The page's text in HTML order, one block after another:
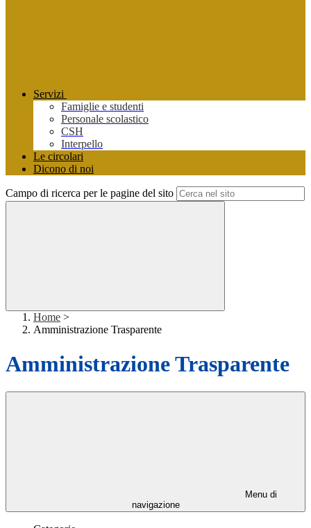
Servizi
Famiglie e studenti
Personale scolastico
CSH
Interpello
Le circolari
Dicono di noi
Campo di ricerca per le pagine del sito
Home >
Amministrazione Trasparente
Amministrazione Trasparente
Menu di
navigazione